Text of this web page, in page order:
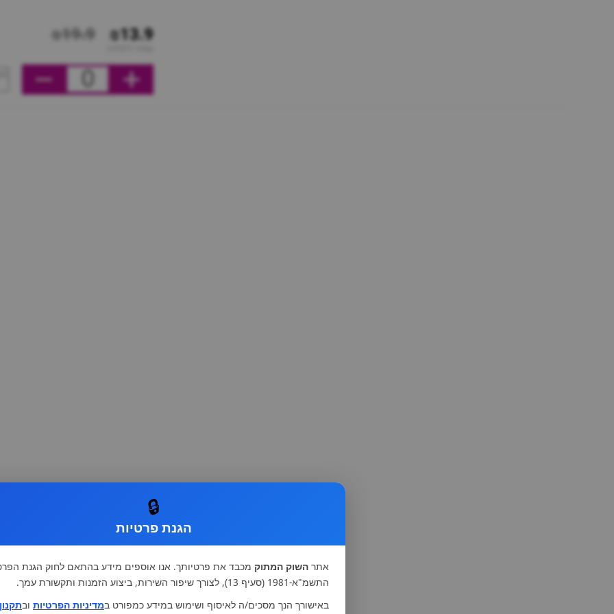
₪13.9
₪19.9
0
🔒
הגנת פרטיות
אתר השוק המתוק מכבד את פרטיותך. אנו אוספים מידע בהתאם לחוק הגנת
התשמ"א-1981 (סעיף 13), לצורך שיפור השירות, ביצוע הזמנות ותקשורת עמך.
באישורך הנך מסכים/ה לאיסוף ושימוש במידע כמפורט במדיניות הפרטיות ובתקנון